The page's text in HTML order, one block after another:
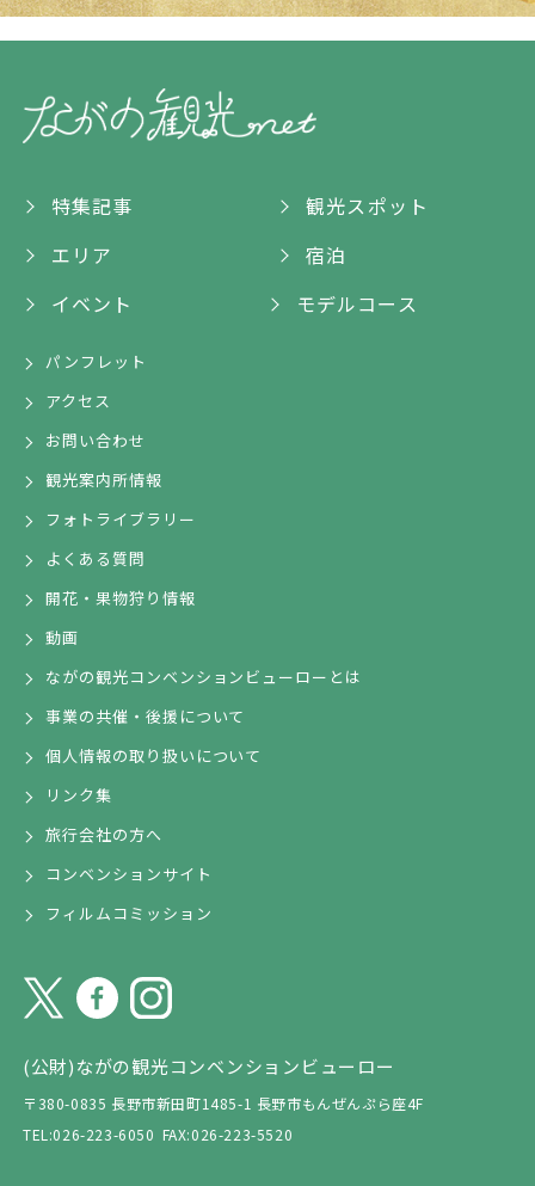
(公財)ながの観光コンベンションビューロー
〒380-0835 長野市新田町1485-1 長野市もんぜんぷら座4F
TEL:026-223-6050 FAX:026-223-5520
特集記事
観光スポット
エリア
宿泊
イベント
モデルコース
パンフレット
アクセス
お問い合わせ
観光案内所情報
フォトライブラリー
よくある質問
開花・果物狩り情報
動画
ながの観光コンベンションビューローとは
事業の共催・後援について
個人情報の取り扱いについて
リンク集
旅行会社の方へ
コンベンションサイト
フィルムコミッション